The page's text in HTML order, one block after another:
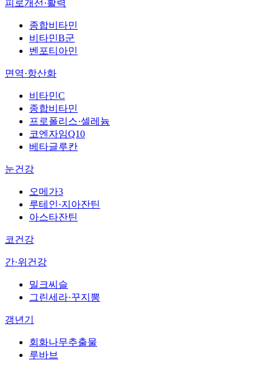
피로개선·활력
종합비타민
비타민B군
벤포티아민
면역·항산화
비타민C
종합비타민
프로폴리스·셀레늄
코엔자임Q10
베타글루칸
눈건강
오메가3
루테인·지아잔틴
아스타잔틴
코건강
간·위건강
밀크씨슬
그린세라·꾸지뽕
갱년기
회화나무추출물
루바브